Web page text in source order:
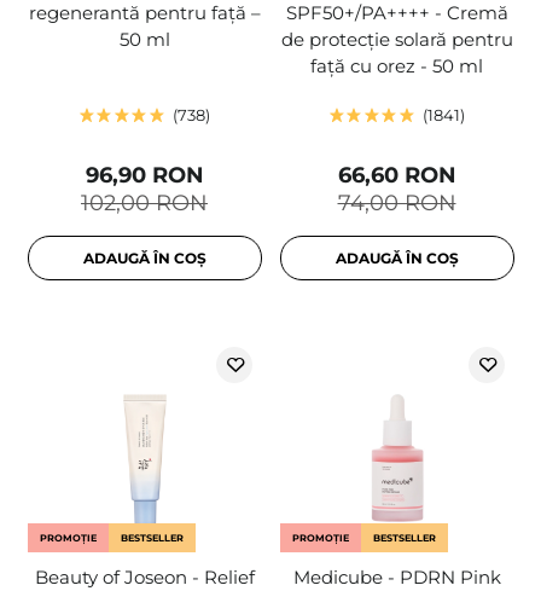
regenerantă pentru față –
50 ml
738
102,00 RON
96,90 RON
ADAUGĂ ÎN COȘ
SPF50+/PA++++ - Cremă
de protecție solară pentru
față cu orez - 50 ml
1841
74,00 RON
66,60 RON
ADAUGĂ ÎN COȘ
PROMOȚIE BESTSELLER
Beauty of Joseon - Relief
PROMOȚIE BESTSELLER
Medicube - PDRN Pink